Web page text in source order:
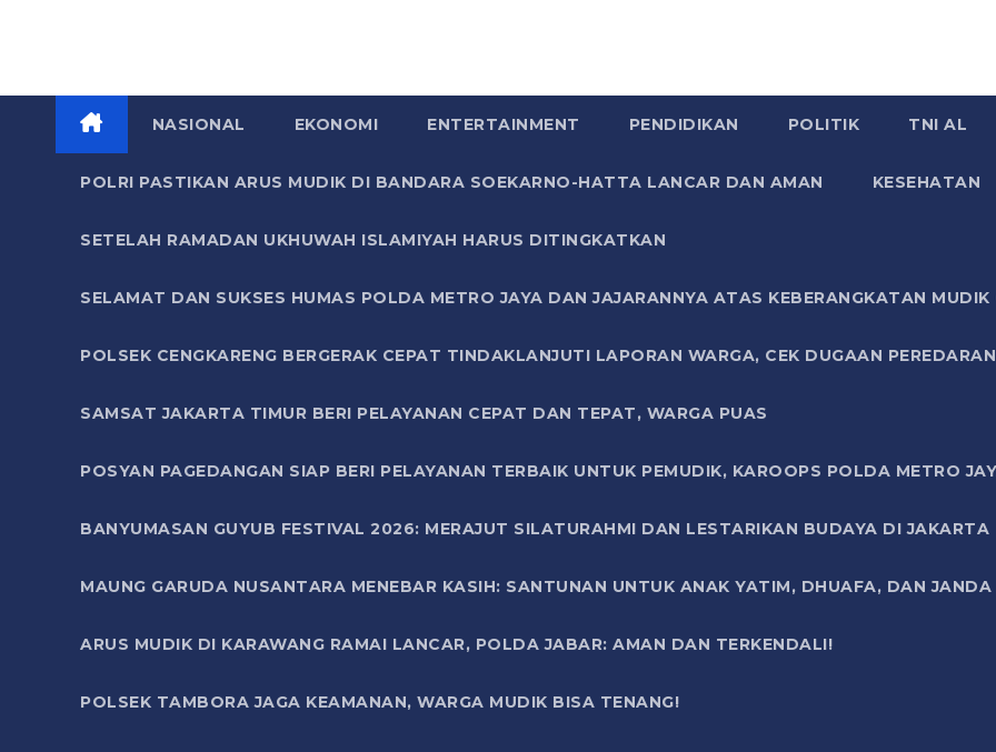
NASIONAL EKONOMI ENTERTAINMENT PENDIDIKAN POLITIK TNI AL
POLRI PASTIKAN ARUS MUDIK DI BANDARA SOEKARNO-HATTA LANCAR DAN AMAN KESEHATAN
SETELAH RAMADAN UKHUWAH ISLAMIYAH HARUS DITINGKATKAN
SELAMAT DAN SUKSES HUMAS POLDA METRO JAYA DAN JAJARANNYA ATAS KEBERANGKATAN
POLSEK CENGKARENG BERGERAK CEPAT TINDAKLANJUTI LAPORAN WARGA, CEK DUGAAN
SAMSAT JAKARTA TIMUR BERI PELAYANAN CEPAT DAN TEPAT, WARGA PUAS
POSYAN PAGEDANGAN SIAP BERI PELAYANAN TERBAIK UNTUK PEMUDIK, KAROOPS POLDA METRO
BANYUMASAN GUYUB FESTIVAL 2026: MERAJUT SILATURAHMI DAN LESTARIKAN BUDAYA DI JAKARTA
MAUNG GARUDA NUSANTARA MENEBAR KASIH: SANTUNAN UNTUK ANAK YATIM, DHUAFA, DAN
ARUS MUDIK DI KARAWANG RAMAI LANCAR, POLDA JABAR: AMAN DAN TERKENDALI!
POLSEK TAMBORA JAGA KEAMANAN, WARGA MUDIK BISA TENANG!